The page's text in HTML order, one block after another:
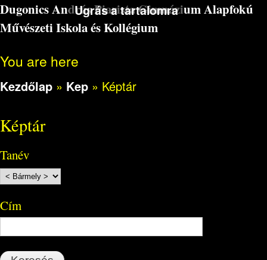
Ugrás a tartalomra
Dugonics András Piarista Gimnázium Alapfokú
Művészeti Iskola és Kollégium
You are here
Kezdőlap » Kep » Képtár
Képtár
Tanév
Cím